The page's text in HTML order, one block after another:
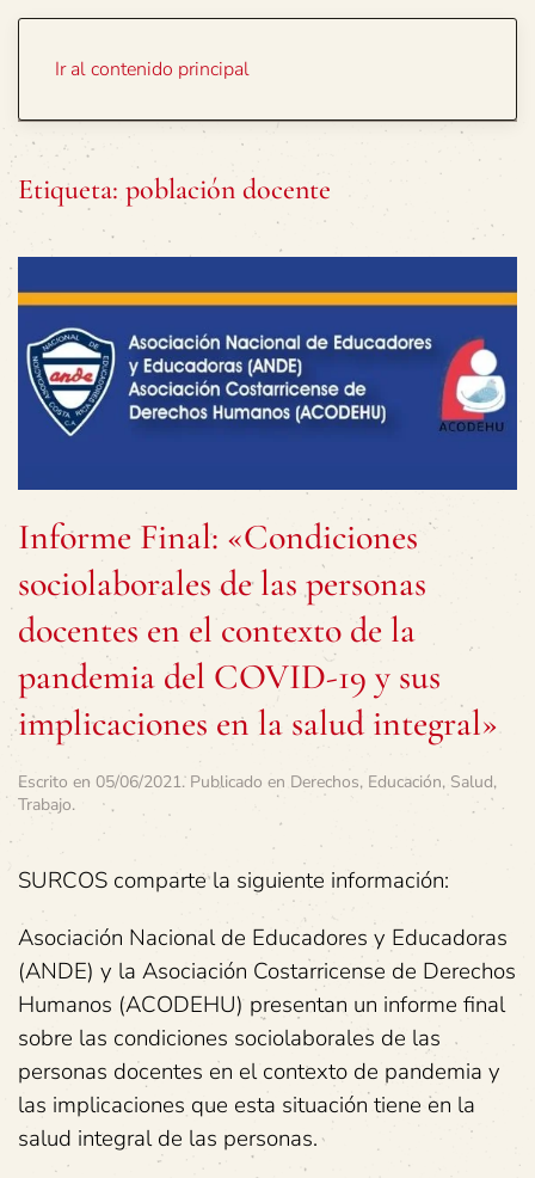
Ir al contenido principal
Etiqueta: población docente
Informe Final: «Condiciones
sociolaborales de las personas
docentes en el contexto de la
pandemia del COVID-19 y sus
implicaciones en la salud integral»
Escrito en 05/06/2021. Publicado en Derechos, Educación, Salud,
Trabajo.
SURCOS comparte la siguiente información:
Asociación Nacional de Educadores y Educadoras
(ANDE) y la Asociación Costarricense de Derechos
Humanos (ACODEHU) presentan un informe final
sobre las condiciones sociolaborales de las
personas docentes en el contexto de pandemia y
las implicaciones que esta situación tiene en la
salud integral de las personas.